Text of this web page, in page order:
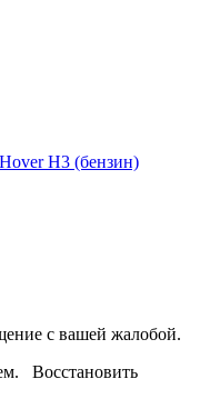
H3 (бензин)
с вашей жалобой.
Восстановить